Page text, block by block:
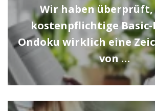
Wir haben überprüft,
kostenpflichtige Basic-
Ondoku wirklich eine
von …